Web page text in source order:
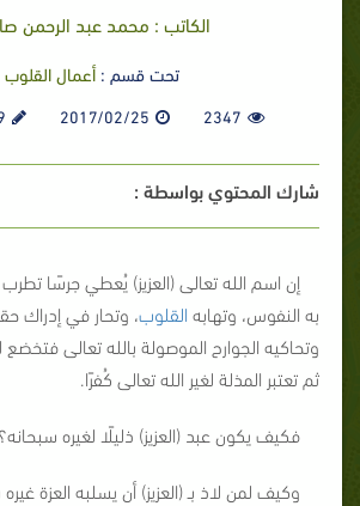
الكاتب : محمد عبد الرحمن
تحت قسم :أعمال القلوب
2347
2017/02/25
شارك المحتوي بواسطة :
إن اسم الله تعالى (العزيز) يُعطي جرسًا
به النفوس، وتهابه القلوب، وتحار في إدراك
وتحاكيه الجوارح الموصولة بالله تعالى فتخضع
ثم تعتبر المذلة لغير الله تعالى كُفرًا.
فكيف يكون عبد (العزيز) ذليلًا لغيره سبحانه؟
وكيف لمن لاذ بـ (العزيز) أن يسلبه العزة